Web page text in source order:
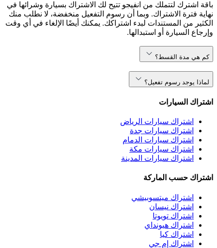
باقة اشترك لتتملك من انفيجو تتيح لك الاشتراك بسيارة وشرائها في
نهاية فترة الاشتراك. وبما أن رسوم التفعيل منخفضة، لا نطلب منك
الكثير من المستندات لبدء اشتراكك. يمكنك أيضًا الإلغاء في أي وقت
وإرجاع السيارة أو استبدالها.
كم هي مدة القسط؟
لماذا يوجد رسوم تفعيل؟
اشتراك السيارات
اشتراك سيارات الرياض
اشتراك سيارات جدة
اشتراك سيارات الدمام
اشتراك سيارات مكة
اشتراك سيارات المدينة
اشتراك حسب الماركة
اشتراك ميتسوبيشي
اشتراك نيسان
اشتراك تويوتا
اشتراك هيونداي
اشتراك كيا
اشتراك إم جي